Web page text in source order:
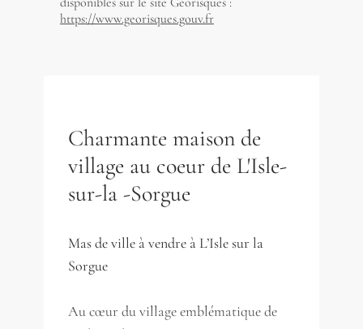
https://www.georisques.gouv.fr
Charmante maison de
village au coeur de L'Isle-
sur-la -Sorgue
Mas de ville à vendre à L’Isle sur la
Sorgue
Au cœur du village emblématique de